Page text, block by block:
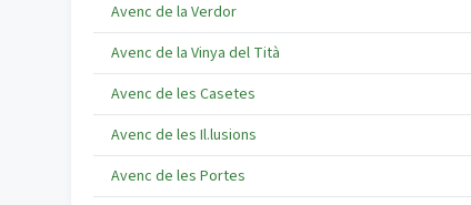
Avenc de la Verdor
Avenc de la Vinya del Tità
Avenc de les Casetes
Avenc de les Il.lusions
Avenc de les Portes